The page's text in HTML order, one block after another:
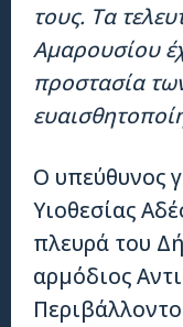
τους. Τα
Αμαρουσίου
προστασία
Ο υπεύθυνος
Υιοθεσίας
πλευρά του
αρμόδιος